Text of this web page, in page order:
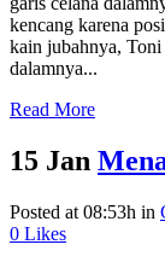
kencang karena
kain jubahnya, Toni
dalamnya...
Read More
15 Jan
Posted at 08:53h in
0 Likes